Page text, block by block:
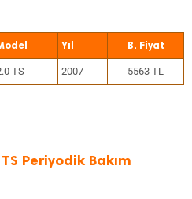
Yıl
TS 2007 5563 TL
Periyodik Bakım